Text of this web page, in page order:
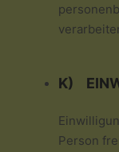
K)
Person